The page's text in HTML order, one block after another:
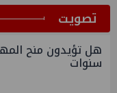
ﺗﺼﻮﻳﺖ
هل تؤيدون منح
سنوات